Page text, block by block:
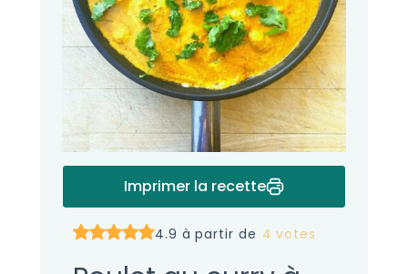
Imprimer la recette
4.9 à partir de 4 votes